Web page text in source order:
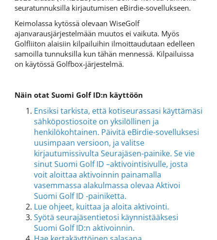
seuratunnuksilla kirjautumisen eBirdie-sovellukseen.
Keimolassa kytössä olevaan WiseGolf
ajanvarausjärjestelmään muutos ei vaikuta. Myös
Golfliiton alaisiin kilpailuihin ilmoittaudutaan edelleen
samoilla tunnuksilla kun tähän mennessä. Kilpailuissa
on käytössä Golfbox-järjestelmä.
Näin otat Suomi Golf ID:n käyttöön
Ensiksi tarkista, että kotiseurassasi käyttämäsi
sähköpostiosoite on yksilöllinen ja
henkilökohtainen. Päivitä eBirdie-sovelluksesi
uusimpaan versioon, ja valitse
kirjautumissivulta Seurajäsen-painike. Se vie
sinut Suomi Golf ID –aktivointisivulle, josta
voit aloittaa aktivoinnin painamalla
vasemmassa alakulmassa olevaa Aktivoi
Suomi Golf ID -painiketta.
Lue ohjeet, kuittaa ja aloita aktivointi.
Syötä seurajäsentietosi käynnistääksesi
Suomi Golf ID:n aktivoinnin.